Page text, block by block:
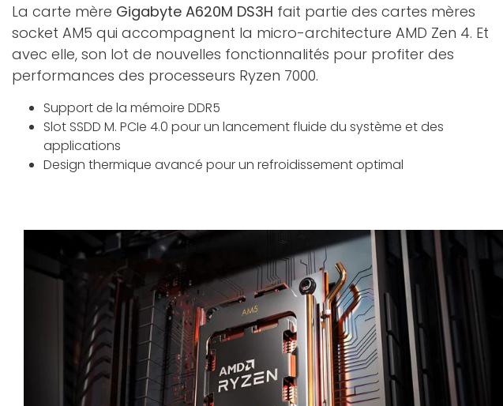
La carte mère Gigabyte A620M DS3H fait partie des cartes mères
socket AM5 qui accompagnent la micro-architecture AMD Zen 4. Et
avec elle, son lot de nouvelles fonctionnalités pour profiter des
performances des processeurs Ryzen 7000.
Support de la mémoire DDR5
Slot SSDD M. PCIe 4.0 pour un lancement fluide du système et des
applications
Design thermique avancé pour un refroidissement optimal